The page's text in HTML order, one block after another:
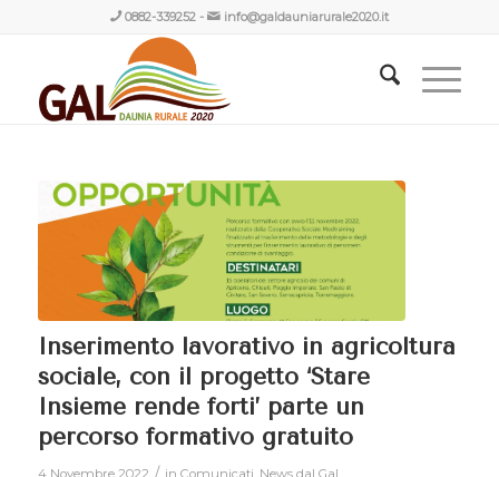
0882-339252- info@galdauniarurale2020.it
Inserimento lavorativo in agricoltura
sociale, con il progetto ‘Stare
Insieme rende forti’ parte un
percorso formativo gratuito
4 Novembre 2022 / in Comunicati News dal Gal